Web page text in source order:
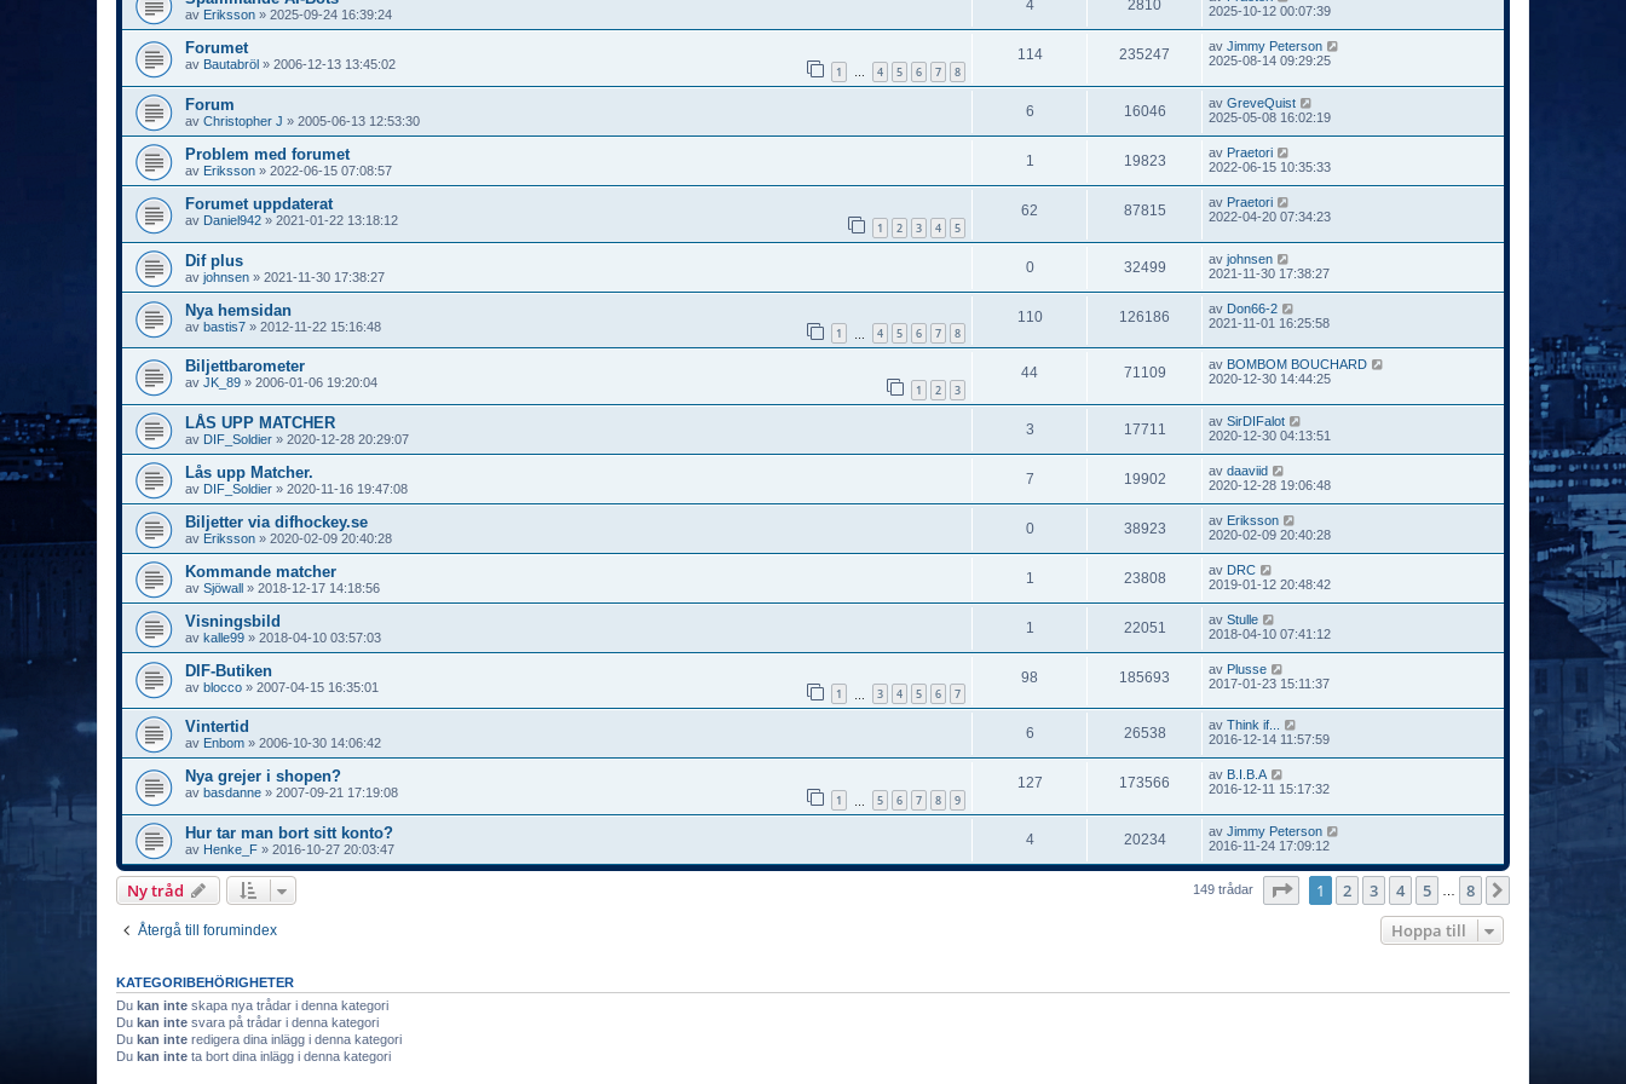
av Eriksson » 2025-09-24 16:39:24
4 2810
2025-10-12 00:07:39
Forumet
av Bautabröl » 2006-12-13 13:45:02 1 … 4 5 6 7 8
114 235247 av Jimmy Peterson
2025-08-14 09:29:25
Forum
av Christopher J » 2005-06-13 12:53:30
6 16046 av GreveQuist
2025-05-08 16:02:19
Problem med forumet
av Eriksson » 2022-06-15 07:08:57
1 19823 av Praetori
2022-06-15 10:35:33
Forumet uppdaterat
av Daniel942 » 2021-01-22 13:18:12 1 2 3 4 5
62 87815 av Praetori
2022-04-20 07:34:23
Dif plus
av johnsen » 2021-11-30 17:38:27
0 32499 av johnsen
2021-11-30 17:38:27
Nya hemsidan
av bastis7 » 2012-11-22 15:16:48 1 4 5 6 7 8
110 126186 av Don66-2
2021-11-01 16:25:58
Biljettbarometer
av JK_89 » 2006-01-06 19:20:04 1 2 3
44 71109 av BOMBOM BOUCHARD
2020-12-30 14:44:25
LÅS UPP MATCHER
av DIF_Soldier » 2020-12-28 20:29:07
3 17711 av SirDIFalot
2020-12-30 04:13:51
Lås upp Matcher.
av DIF_Soldier » 2020-11-16 19:47:08
7 19902 av daaviid
2020-12-28 19:06:48
Biljetter via difhockey.se
av Eriksson » 2020-02-09 20:40:28
0 38923 av Eriksson
2020-02-09 20:40:28
Kommande matcher
av Sjöwall » 2018-12-17 14:18:56
1 23808 av DRC
2019-01-12 20:48:42
Visningsbild
av kalle99 » 2018-04-10 03:57:03
1 22051 av Stulle
2018-04-10 07:41:12
DIF-Butiken
av blocco » 2007-04-15 16:35:01 1 3 4 5 6 7
98 185693 av Plusse
2017-01-23 15:11:37
Vintertid
av Enbom » 2006-10-30 14:06:42
6 26538 av Think if...
2016-12-14 11:57:59
Nya grejer i shopen?
av basdanne » 2007-09-21 17:19:08 1 5 6 7 8 9
127 173566 av B.I.B.A
2016-12-11 15:17:32
Hur tar man bort sitt konto?
av Henke_F » 2016-10-27 20:03:47
4 20234 av Jimmy Peterson
2016-11-24 17:09:12
Ny tråd 149 trådar Sida av 8
1 2 3 4 5 8
Återgå till forumindex Hoppa till
KATEGORIBEHÖRIGHETER
Du kan inte skapa nya trådar i denna kategori
Du kan inte svara på trådar i denna kategori
Du kan inte redigera dina inlägg i denna kategori
Du kan inte ta bort dina inlägg i denna kategori